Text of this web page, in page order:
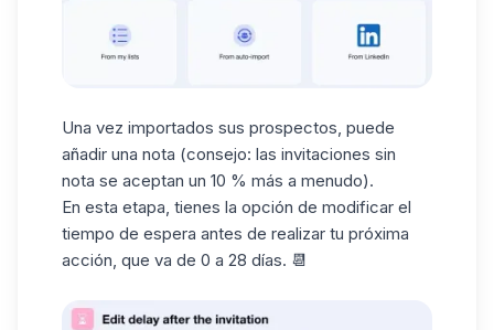
Una vez importados sus prospectos, puede
añadir una nota (consejo: las invitaciones sin
nota se aceptan un 10 % más a menudo).
En esta etapa, tienes la opción de modificar el
tiempo de espera antes de realizar tu próxima
acción, que va de 0 a 28 días. 📆